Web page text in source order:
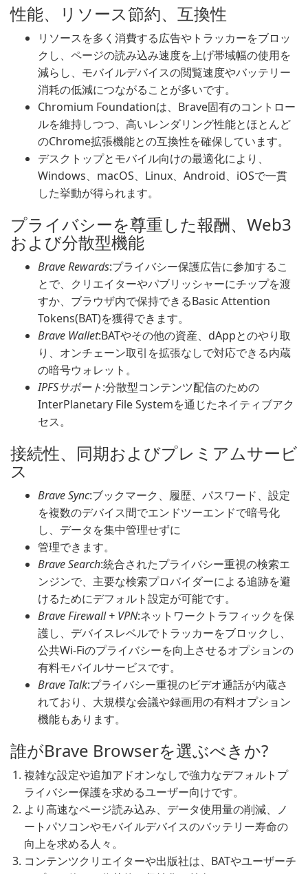
性能、リソース節約、互換性
リソースを多く消費する広告やトラッカーをブロッ
クし、ページの読み込み速度を上げ帯域幅の使用を
減らし、モバイルデバイスの閲覧速度やバッテリー
消耗の低減につながることが多いです。
Chromium Foundationは、Brave固有のコントロー
ルを維持しつつ、高いレンダリング性能とほとんど
のChrome拡張機能との互換性を確保しています。
デスクトップとモバイル向けの最適化により、
Windows、macOS、Linux、Android、iOSで一貫
した挙動が得られます。
プライバシーを尊重した報酬、Web3
および分散型機能
Brave Rewards:プライバシー保護広告に参加するこ
とで、クリエイターやパブリッシャーにチップを渡
すか、ブラウザ内で保持できるBasic Attention
Tokens(BAT)を獲得できます。
Brave Wallet:BATやその他の資産、dAppとのやり取
り、オンチェーン取引を拡張なしで対応できる内蔵
の暗号ウォレット。
IPFSサポート:分散型コンテンツ配信のための
InterPlanetary File Systemを通じたネイティブアク
セス。
接続性、同期およびプレミアムサービ
ス
Brave Sync:ブックマーク、履歴、パスワード、設定
を複数のデバイス間でエンドツーエンドで暗号化
し、データを集中管理せずに
管理できます。
Brave Search:統合されたプライバシー重視の検索エ
ンジンで、主要な検索プロバイダーによる追跡を避
けるためにデフォルト設定が可能です。
Brave Firewall + VPN:ネットワークトラフィックを保
護し、デバイスレベルでトラッカーをブロックし、
公共Wi-Fiのプライバシーを向上させるオプションの
有料モバイルサービスです。
Brave Talk:プライバシー重視のビデオ通話が内蔵さ
れており、大規模な会議や録画用の有料オプション
機能もあります。
誰がBrave Browserを選ぶべきか?
複雑な設定や追加アドオンなしで強力なデフォルトプ
ライバシー保護を求めるユーザー向けです。
より高速なページ読み込み、データ使用量の削減、ノ
ートパソコンやモバイルデバイスのバッテリー寿命の
向上を求める人々。
コンテンツクリエイターや出版社は、BATやユーザーチ